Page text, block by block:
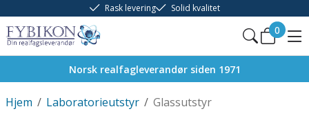
Rask levering Solid kvalitet
0
Norsk realfagleverandør siden 1971
/
Hjem /
Laboratorieutstyr Glassutstyr